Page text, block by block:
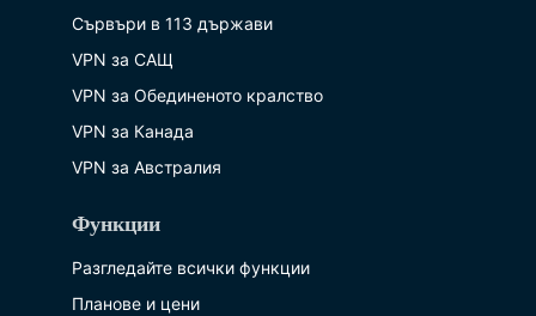
Сървъри в 113 държави
VPN за САЩ
VPN за Обединеното кралство
VPN за Канада
VPN за Австралия
Функции
Разгледайте всички функции
Планове и цени